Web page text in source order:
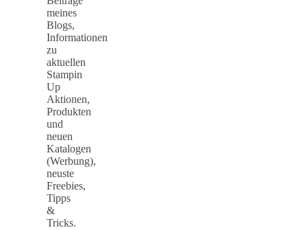
meines
Blogs,
Informationen
zu
aktuellen
Stampin
Up
Aktionen,
Produkten
und
neuen
Katalogen
(Werbung),
neuste
Freebies,
Tipps
&
Tricks.